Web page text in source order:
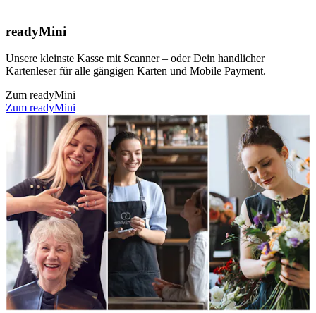
readyMini
Unsere kleinste Kasse mit Scanner – oder Dein handlicher
Kartenleser für alle gängigen Karten und Mobile Payment.
Zum readyMini
Zum readyMini